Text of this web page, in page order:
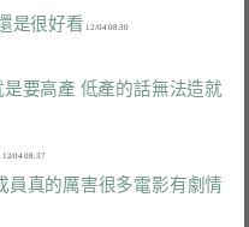
是很好看
是要高產 低產的話無法造就
12/04 08:37
員真的厲害很多電影有劇情